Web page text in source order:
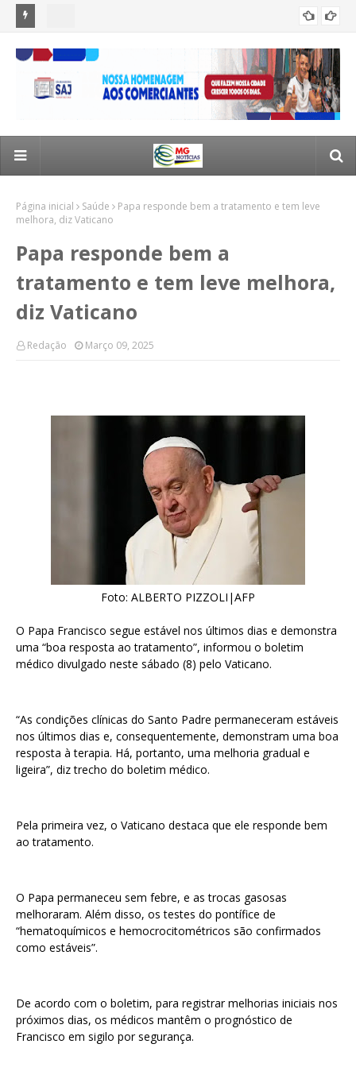
estrada de Valença e é socorrido em estado grave
ACIDENTES
Página inicial Saúde
Papa responde bem a tratamento e tem leve
melhora, diz Vaticano
Papa responde bem a
tratamento e tem leve melhora,
diz Vaticano
Redação Março 09, 2025
Foto: ALBERTO PIZZOLI|AFP
O Papa Francisco segue estável ​​nos últimos dias e demonstra
uma “boa resposta ao tratamento”, informou o boletim
médico divulgado neste sábado (8) pelo Vaticano.
“As condições clínicas do Santo Padre permaneceram estáveis
​​nos últimos dias e, consequentemente, demonstram uma boa
resposta à terapia. Há, portanto, uma melhoria gradual e
ligeira”, diz trecho do boletim médico.
Pela primeira vez, o Vaticano destaca que ele responde bem
ao tratamento.
O Papa permaneceu sem febre, e as trocas gasosas
melhoraram. Além disso, os testes do pontífice de
“hematoquímicos e hemocrocitométricos são confirmados
como estáveis”.
De acordo com o boletim, para registrar melhorias iniciais nos
próximos dias, os médicos mantêm o prognóstico de
Francisco em sigilo por segurança.